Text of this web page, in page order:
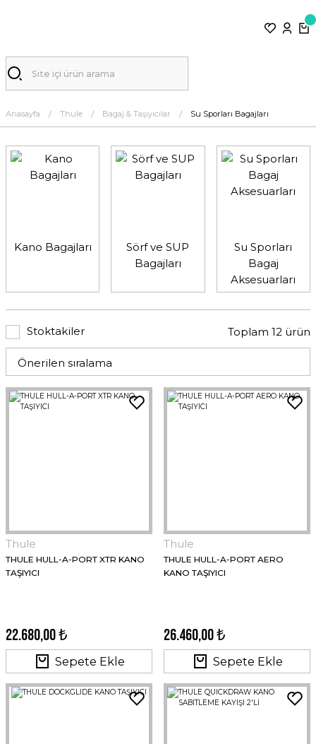
Anasayfa Thule Bagaj & Taşıyıcılar Su Sporları Bagajları
Kano Bagajları
Sörf ve SUP
Bagajları
Su Sporları
Bagaj
Aksesuarları
Stoktakiler Toplam 12 ürün
Thule
THULE HULL-A-PORT XTR KANO
TAŞIYICI
22.680,00 ₺
Sepete Ekle
Thule
THULE HULL-A-PORT AERO
KANO TAŞIYICI
26.460,00 ₺
Sepete Ekle